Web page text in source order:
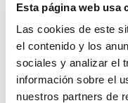
Esta página web usa
Las cookies de este
el contenido y los
sociales y analizar el
información sobre el
nuestros partners de
31/01/2025 al 09/03/
Exposición con obras
Exposiciones